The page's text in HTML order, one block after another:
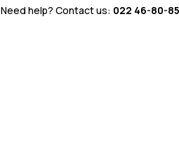
Need help? Contact us: 022 46-80-85